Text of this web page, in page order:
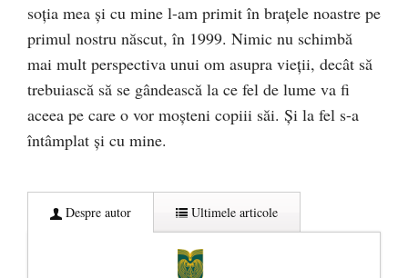
soția mea și cu mine l-am primit în brațele noastre pe
primul nostru născut, în 1999. Nimic nu schimbă
mai mult perspectiva unui om asupra vieții, decât să
trebuiască să se gândească la ce fel de lume va fi
aceea pe care o vor moșteni copiii săi. Și la fel s-a
întâmplat și cu mine.
Despre autor Ultimele articole